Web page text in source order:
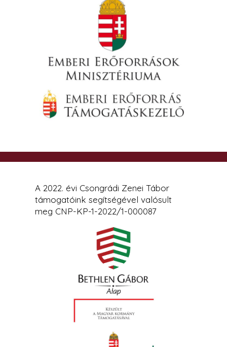
A 2022. évi Csongrádi Zenei Tábor
támogatóink segítségével valósult
meg CNP-KP-1-2022/1-000087